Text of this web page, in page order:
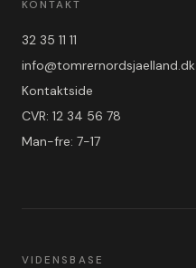
KONTAKT
32 35 11 11
info@tomrernordsjaelland.dk
Kontaktside
CVR: 12 34 56 78
Man-fre: 7-17
VIDENSBASE